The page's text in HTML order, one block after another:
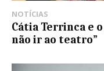
NOTÍCIAS
Cátia Terrinca e o
não ir ao teatro”